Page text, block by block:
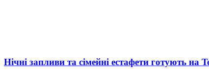
Нічні запливи та сімейні естафети готують на